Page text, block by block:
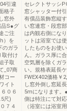
引違
格子
窓外
品S●グ
ご注
）を
のガラ
取付け
子取
_07商
コー
イト
０６
尺)
７４
セレクトサッシ
窓シャッター付
有償品装飾窓縦
い窓連窓・段窓
は内観右側にな
ットは浴室では
したものをお使
ん。ガラス厚に
空気層を除くガ
い。規格表延長
FWEX402価格￥
し窓外倒し窓延
5mになります。
側は特注にて対
（浴室には浴室